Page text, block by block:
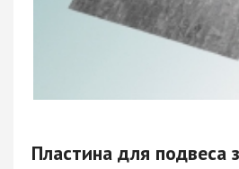
Пластина для подвеса